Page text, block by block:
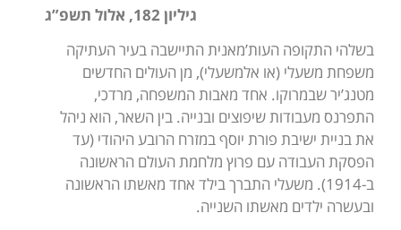
גיליון 182, אלול תשפ”ג
בשלהי התקופה העות’מאנית התיישבה בעיר העתיקה
משפחת משעלי (או אלמשעלי), מן העולים החדשים
מטנג’יר שבמרוקו. אחד מאבות המשפחה, מרדכי,
התפרנס מעבודות שיפוצים ובנייה. בין השאר, הוא ניהל
את בניית ישיבת פורת יוסף במזרח הרובע היהודי (עד
הפסקת העבודה עם פרוץ מלחמת העולם הראשונה
ב-1914). משעלי התברך בילד אחד מאשתו הראשונה
ובעשרה ילדים מאשתו השנייה.